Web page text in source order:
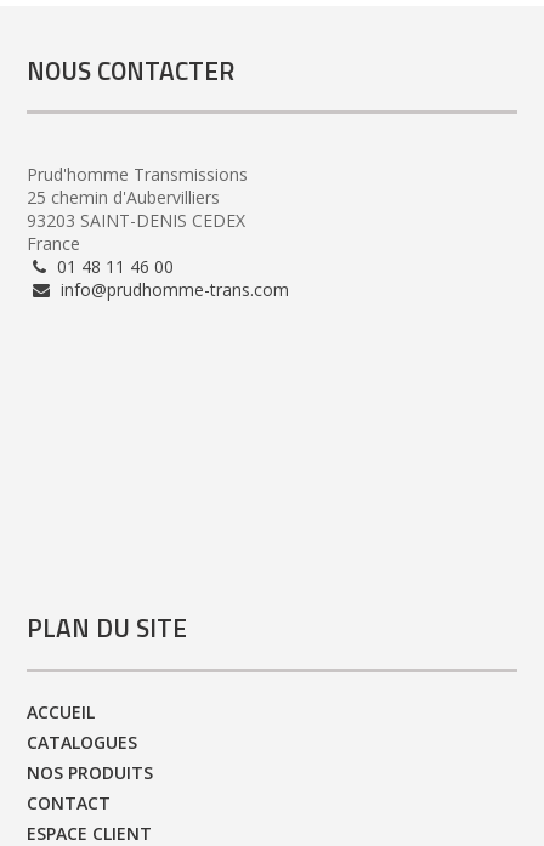
NOUS CONTACTER
Prud'homme Transmissions
25 chemin d'Aubervilliers
93203 SAINT-DENIS CEDEX
France
01 48 11 46 00
info@prudhomme-trans.com
PLAN DU SITE
ACCUEIL
CATALOGUES
NOS PRODUITS
CONTACT
ESPACE CLIENT